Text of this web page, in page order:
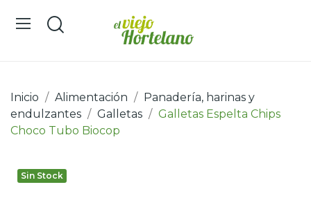
Inicio Alimentación
Panadería, harinas y
endulzantes
Galletas
Galletas Espelta Chips
Choco Tubo Biocop
Sin Stock